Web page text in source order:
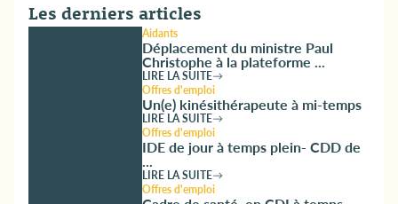
Les derniers articles
Aidants
Déplacement du ministre Paul
Christophe à la plateforme ...
LIRE LA SUITE
Offres d'emploi
Un(e) kinésithérapeute à mi-temps
LIRE LA SUITE
Offres d'emploi
IDE de jour à temps plein- CDD de
...
LIRE LA SUITE
Offres d'emploi